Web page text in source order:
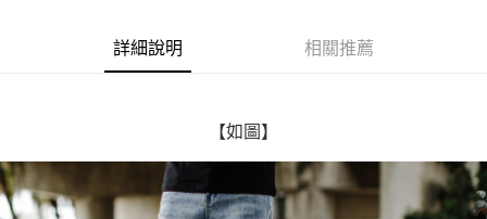
AFTEE先享後付是「在收到商品之後才付款」的支付方式。 讓您購物簡單
３．安心：先確認商品／服務後，再付款。
【「AFTEE先享後付」結帳流程】
１．於結帳方式選擇「AFTEE先享後付」後，將跳轉至「AFTEE先享後付」
結帳頁面，進行簡訊認證並確認金額後，即可完成結帳。
每筆NT$80，滿NT$1,800(含以上)免運費
先付款後全家取貨
詳細說明 相關推薦
【如圖】